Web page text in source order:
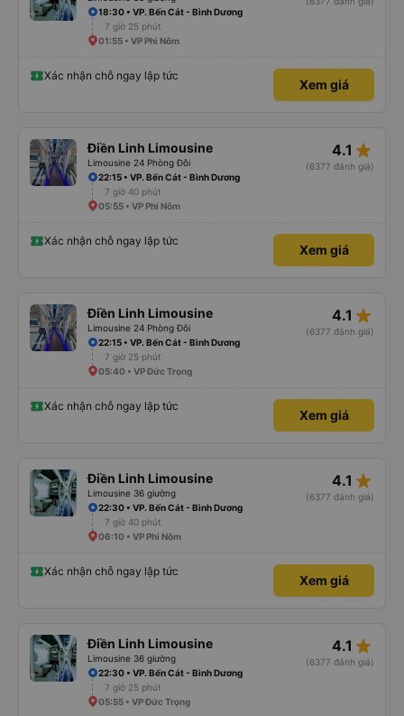
18:30 • VP. Bến Cát - Bình Dương
7 giờ 25 phút
01:55 • VP Phi Nôm
Xác nhận chỗ ngay lập tức
Xem giá
Điền Linh Limousine
Limousine 24 Phòng Đôi
4.1 star_rate
(6377 đánh giá)
22:15 • VP. Bến Cát - Bình Dương
7 giờ 40 phút
05:55 • VP Phi Nôm
Xác nhận chỗ ngay lập tức
Xem giá
Điền Linh Limousine
Limousine 24 Phòng Đôi
4.1 star_rate
(6377 đánh giá)
22:15 • VP. Bến Cát - Bình Dương
7 giờ 25 phút
05:40 • VP Đức Trọng
Xác nhận chỗ ngay lập tức
Xem giá
Điền Linh Limousine
Limousine 36 giường
4.1 star_rate
(6377 đánh giá)
22:30 • VP. Bến Cát - Bình Dương
7 giờ 40 phút
06:10 • VP Phi Nôm
Xác nhận chỗ ngay lập tức
Xem giá
Điền Linh Limousine
Limousine 36 giường
4.1 star_rate
(6377 đánh giá)
22:30 • VP. Bến Cát - Bình Dương
7 giờ 25 phút
05:55 • VP Đức Trọng